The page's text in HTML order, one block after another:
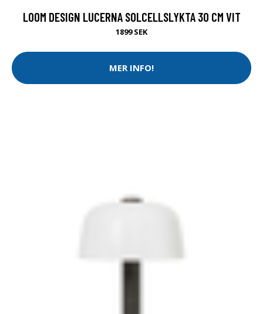
LOOM DESIGN LUCERNA SOLCELLSLYKTA 30 CM VIT
1899 SEK
MER INFO!